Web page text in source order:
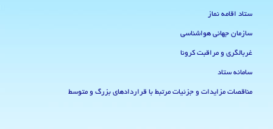
ستاد اقامه نماز
سازمان جهانی هواشناسی
غربالگری و مراقبت کرونا
سامانه ستاد
مناقصات مزایدات و جزئیات مرتبط با قراردادهای بزرگ و متوسط